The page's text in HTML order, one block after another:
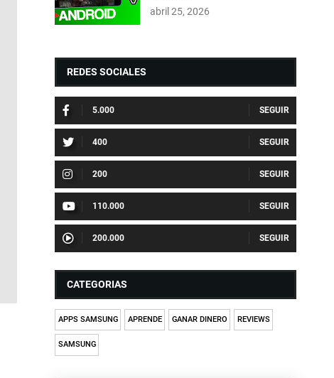
abril 25, 2026
REDES SOCIALES
5.000
400
200
110.000
200.000
CATEGORIAS
APPS SAMSUNG APRENDE GANAR DINERO REVIEWS
SAMSUNG